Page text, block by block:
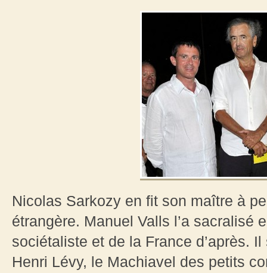
Nicolas Sarkozy en fit son maître à
étrangère. Manuel Valls l’a sacralisé
sociétaliste et de la France d’après.
Henri Lévy, le Machiavel des petits